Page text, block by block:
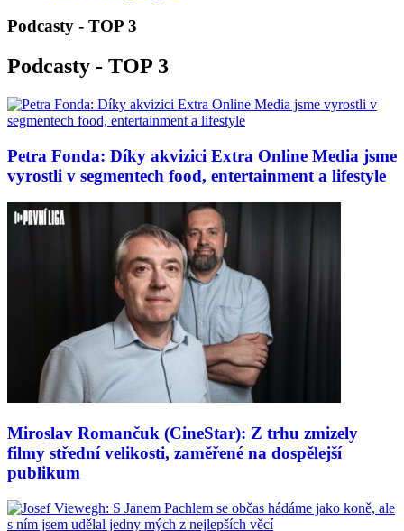
Podcasty - TOP 3
Podcasty - TOP 3
Petra Fonda: Díky akvizici Extra Online Media jsme
vyrostli v segmentech food, entertainment a lifestyle
Miroslav Romančuk (CineStar): Z trhu zmizely
filmy střední velikosti, zaměřené na dospělejší
publikum